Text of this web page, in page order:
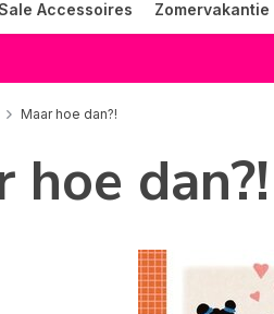
Accessoires Zomervakantie
Maar hoe dan?!
hoe dan?!